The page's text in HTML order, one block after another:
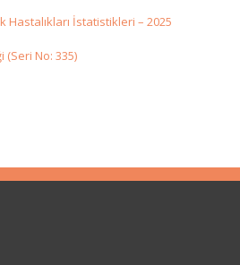
Hastalıkları İstatistikleri – 2025
(Seri No: 335)